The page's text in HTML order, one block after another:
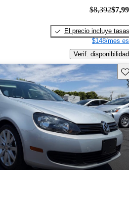
$8,392
El precio incluye tasas
$148/mes
Verif. disponibilidad